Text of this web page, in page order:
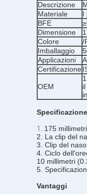
Descrizione
Materiale
I
BFE
Dimensione
Colore
/
Imballaggio
Applicazioni
Certificazione
OEM
1. 175
2. La clip del
3. Clip del
4. Ciclo
10 millimetri
5.
Vantaggi